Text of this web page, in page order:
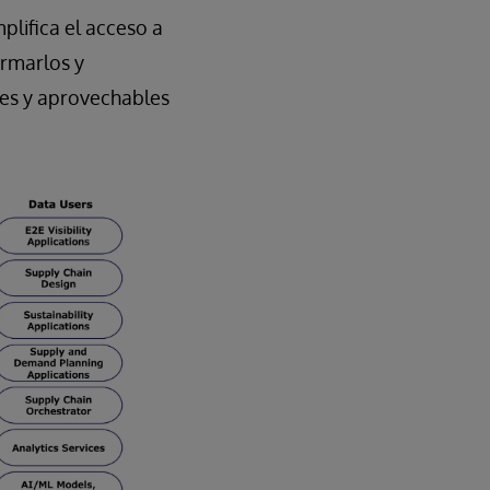
el acceso a
y
y aprovechables